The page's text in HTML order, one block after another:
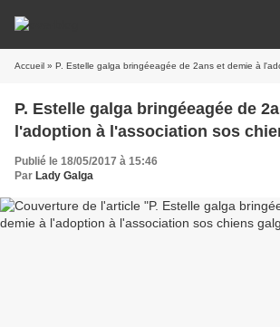
Accueil » P. Estelle galga bringéeagée de 2ans et demie à l'adoption à
P. Estelle galga bringéeagée de
l'adoption à l'association sos
Publié le 18/05/2017 à 15:46
Par Lady Galga